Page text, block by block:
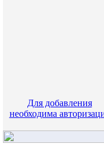
Для добавления
необходима